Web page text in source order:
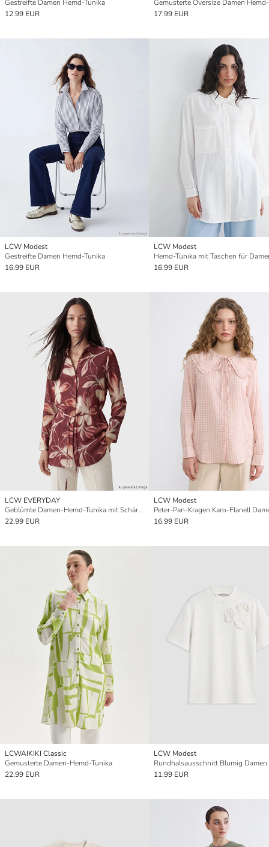
Gestreifte Damen Hemd-Tunika
12.99 EUR
Gemusterte Oversize Damen
17.99 EUR
LCW Modest
Gestreifte Damen Hemd-Tunika
16.99 EUR
LCW Modest
Hemd-Tunika mit Taschen für
16.99 EUR
LCW EVERYDAY
Geblümte Damen-Hemd-Tunika mit Schärpe
22.99 EUR
LCW Modest
16.99 EUR
LCWAIKIKI Classic
Gemusterte Damen-Hemd-Tunika
22.99 EUR
LCW Modest
Rundhalsausschnitt Blumig Damen
11.99 EUR